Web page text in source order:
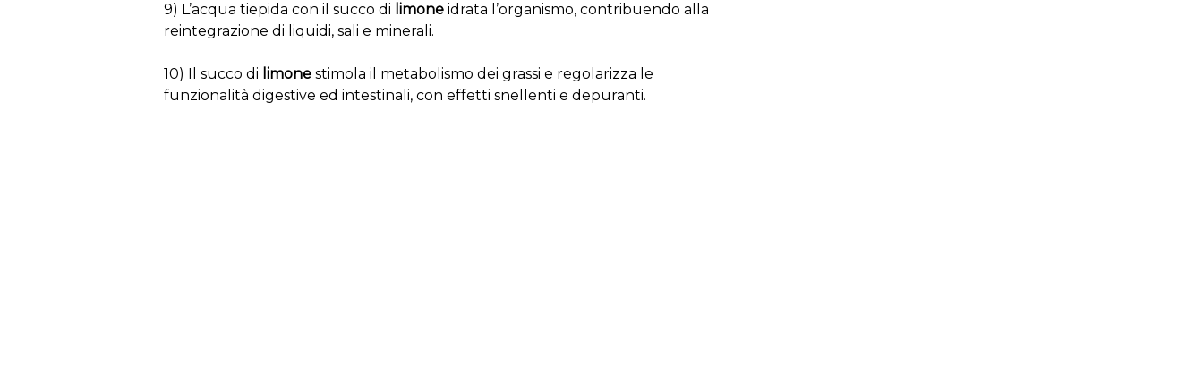
9) L’acqua tiepida con il succo di limoneidrata l’organismo, contribuendo alla
reintegrazione di liquidi, sali e minerali.
10) Il succo di limonestimola il metabolismo dei grassi e regolarizza le
funzionalità digestive ed intestinali, con effetti snellenti e depuranti.